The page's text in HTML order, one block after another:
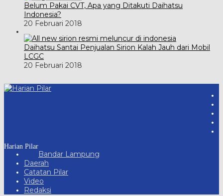
Belum Pakai CVT, Apa yang Ditakuti Daihatsu
Indonesia?
20 Februari 2018
Daihatsu Santai Penjualan Sirion Kalah Jauh dari Mobil
LCGC
20 Februari 2018
Harian Pilar
Bandar Lampung
Daerah
Catatan Pilar
Video
Redaksi